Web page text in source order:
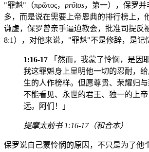
"罪魁"（πρῶτος， prōtos，第一），保罗
多，而是说在需要上帝恩典的排行榜上，
谦虚，保罗曾亲手逼迫教会，批准司提反
8:1），对他来说，"罪魁"不是修辞，是记
1:16-17 「然而，我蒙了怜悯，是因
我这罪魁身上显明他一切的忍耐，
生的人作榜样。但愿尊贵、荣耀归与
不能看见、永世的君王、独一的上
远。阿们！」
提摩太前书 1:16-17（和合本）
保罗说自己蒙怜悯的原因，不只是为了他